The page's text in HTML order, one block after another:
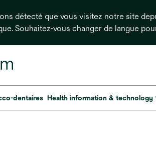
détecté que vous visitez notre site
Souhaitez-vous changer de langue
dentaires Health information & technology